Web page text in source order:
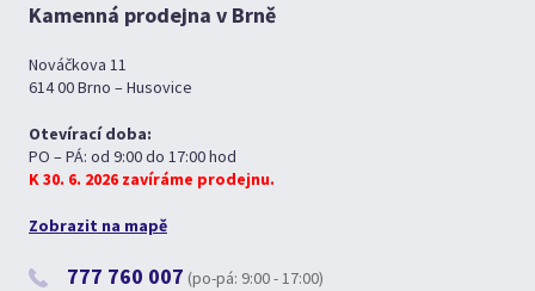
Kamenná prodejna v Brně
Nováčkova 11
614 00 Brno – Husovice
Otevírací doba:
PO – PÁ: od 9:00 do 17:00 hod
K 30. 6. 2026 zavíráme prodejnu.
Zobrazit na mapě
777 760 007 (po-pá: 9:00 - 17:00)